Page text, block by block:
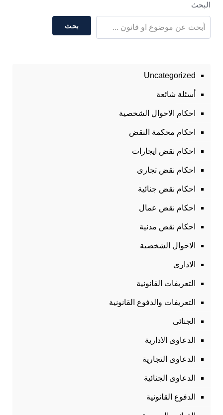
البحث
بحث
Uncategorized
أسئلة شائعة
احكام الاحوال الشخصية
احكام محكمة النقض
احكام نقض ايجارات
احكام نقض تجارى
احكام نقض جنائية
احكام نقض عمال
احكام نقض مدنية
الاحوال الشخصية
الادارى
التعريفات القانونية
التعريفات والدفوع القانونية
الجنائى
الدعاوى الادارية
الدعاوى التجارية
الدعاوى الجنائية
الدفوع القانونية